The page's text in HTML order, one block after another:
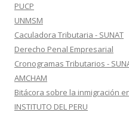
PUCP
UNMSM
Caculadora Tributaria - SUNAT
Derecho Penal Empresarial
Cronogramas Tributarios -
AMCHAM
Bitácora sobre la inmigración
INSTITUTO DEL PERU